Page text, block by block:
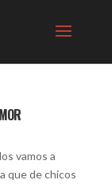
vamos a
que de chicos